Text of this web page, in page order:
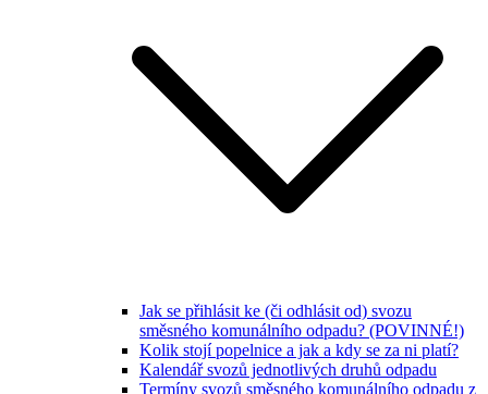
Jak se přihlásit ke (či odhlásit od) svozu
směsného komunálního odpadu? (POVINNÉ!)
Kolik stojí popelnice a jak a kdy se za ni platí?
Kalendář svozů jednotlivých druhů odpadu
Termíny svozů směsného komunálního odpadu z